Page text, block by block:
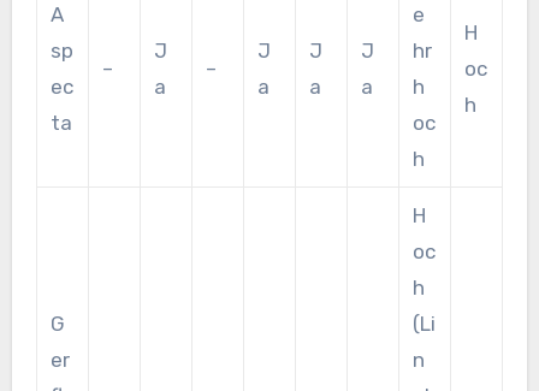
A
sp
ec
ta
–
J
a
–
J
a
J
a
J
a
e
hr
h
oc
h
H
oc
h
G
er
H
oc
h
(Li
n